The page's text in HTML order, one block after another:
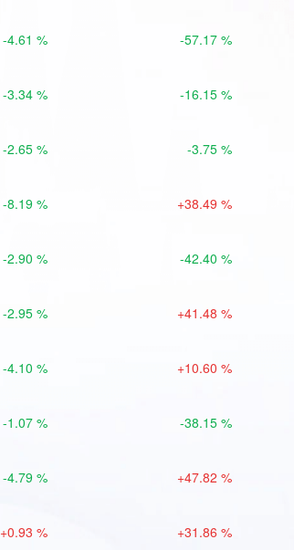
-4.61 % -57.17 %
-3.34 % -16.15 %
-2.65 % -3.75 %
-8.19 % +38.49 %
-2.90 % -42.40 %
-2.95 % +41.48 %
-4.10 % +10.60 %
-1.07 % -38.15 %
-4.79 % +47.82 %
+0.93 % +31.86 %